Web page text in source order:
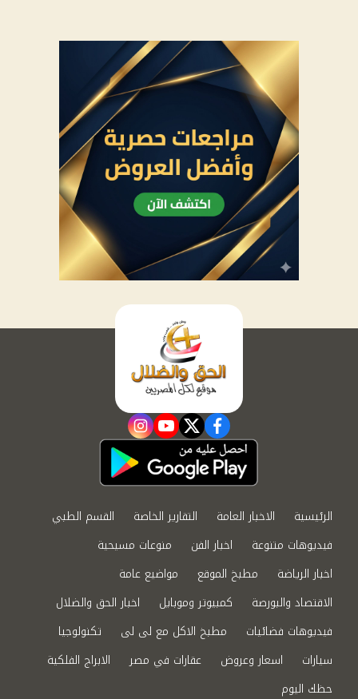
facebook
twitter
youtube
instagram
الرئيسية الاخبار العامة التقارير الخاصة
القسم الطبي
فيديوهات متنوعة
اخبار الفن
منوعات مسيحية
اخبار الرياضة
مطبخ الموقع
مواضيع عامة
الاقتصاد والبورصة
كمبيوتر وموبايل
اخبار الحق والضلال
فيديوهات فضائيات
مطبخ الاكل مع لى لى
تكنولوجيا
سيارات
اسعار وعروض عقارات في مصر
الابراج الفلكية
حظك اليوم